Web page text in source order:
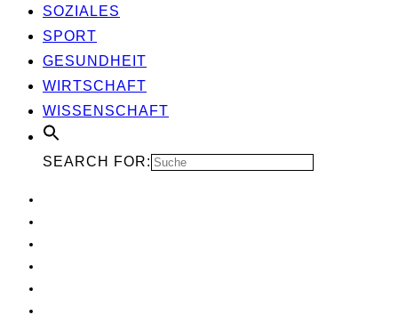
SOZIA­LES
SPORT
GESUND­HEIT
WIRT­SCHAFT
WIS­SEN­SCHAFT
SEARCH FOR: